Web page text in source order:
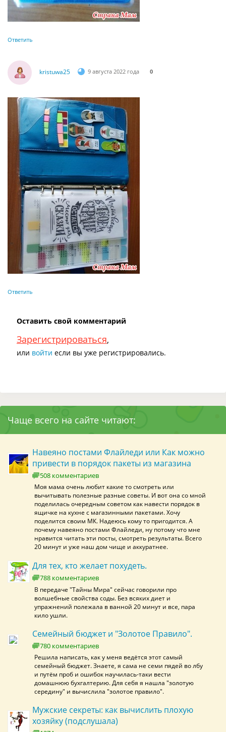
Ответить
kristuwa25 9 августа 2022 года 0
Ответить
Оставить свой комментарий
Зарегистрироваться,
или войти если вы уже регистрировались.
Чаще всего на сайте читают:
Навеяно постами Флайледи или Как можно
привести в порядок пакеты из магазина
508 комментариев
Моя мама очень любит какие то смотреть или
вычитывать полезные разные советы. И вот она со мной
поделилась очередным советом как навести порядок в
ящичке на кухне с магазинными пакетами. Хочу
поделится своим МК. Надеюсь кому то пригодится. А
почему навеяно постами Флайледи, ну потому что мне
нравится читать эти посты, смотреть результаты. Всего
20 минут и уже наш дом чище и аккуратнее.
Для тех, кто желает похудеть.
788 комментариев
В передаче "Тайны Мира" сейчас говорили про
волшебные свойства соды. Без всяких диет и
упражнений полежала в ванной 20 минут и все, пара
кило ушли.
Семейный бюджет и "Золотое Правило".
780 комментариев
Решила написать, как у меня ведётся этот самый
семейный бюджет. Знаете, я сама не семи пядей во лбу
и путём проб и ошибок научилась-таки вести
домашнюю бухгалтерию. Для себя я нашла "золотую
середину" и вычислила "золотое правило".
Мужские секреты: как вычислить плохую
хозяйку (подслушала)